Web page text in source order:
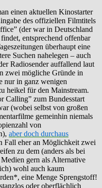
einen aktuellen Kinostarter
des offiziellen Filmtitels
(der war in Deutschland
entsprechend offenbar
überhaupt eine
Suchen nahelegen – auch
Radiosender auffallend laut
zwei mögliche Gründe in
nur in ganz wenigen
heikel für den Mainstream.
Calling” zum Bundesstart
(wobei selbst von großen
gemeinhin niemals
von
aber doch durchaus
Fall eher an Möglichkeit zwei
zu dem (anders als bei
gern als Alternative
wohl auch kaum
eine Menge Sprengstoff!
oder oberflächlich